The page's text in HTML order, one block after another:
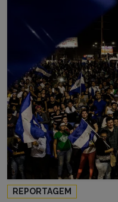
REPORTAGEM